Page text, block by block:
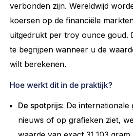
verbonden zijn. Wereldwijd
koersen op de financiële
uitgedrukt per troy ounce goud.
te begrijpen wanneer u de
wilt berekenen.
Hoe werkt dit in de praktijk?
De spotprijs: De internationale
nieuws of op grafieken ziet,